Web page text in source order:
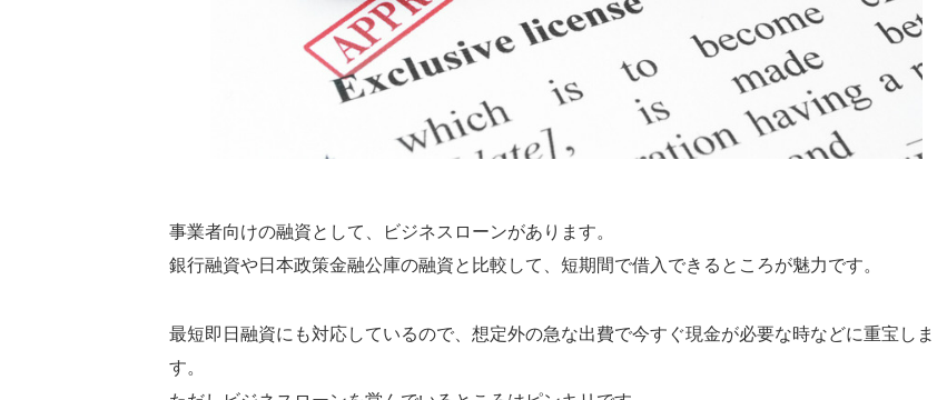
事業者向けの融資として、ビジネスローンがあります。
銀行融資や日本政策金融公庫の融資と比較して、短期間で借入できるところが魅力です。
最短即日融資にも対応しているので、想定外の急な出費で今すぐ現金が必要な時などに重宝しま
す。